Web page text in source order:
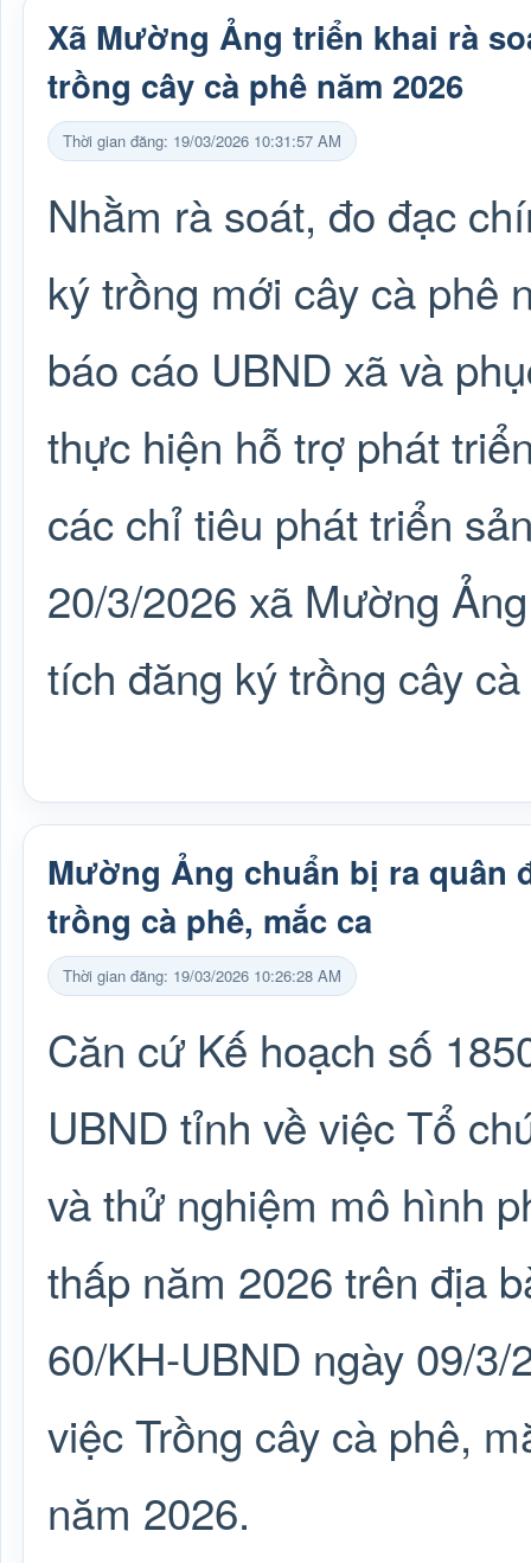
Xã Mường Ảng triển khai rà
trồng cây cà phê năm 2026
Thời gian đăng: 19/03/2026 10:31:57 AM
Nhằm rà soát, đo đạc
ký trồng mới cây cà phê
báo cáo UBND xã và
thực hiện hỗ trợ phát
các chỉ tiêu phát triển
20/3/2026 xã Mường
tích đăng ký trồng cây
Mường Ảng chuẩn bị ra quân
trồng cà phê, mắc ca
Thời gian đăng: 19/03/2026 10:26:28 AM
Căn cứ Kế hoạch số
UBND tỉnh về việc Tổ
và thử nghiệm mô hình
thấp năm 2026 trên địa
60/KH-UBND ngày 09/
việc Trồng cây cà phê,
năm 2026.